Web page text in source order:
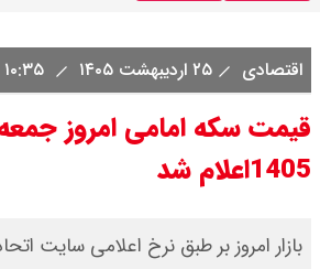
اقتصادی ۲۵ اردیبهشت ۱۴۰۵
1405اعلام شد
بازار امروز بر طبق نرخ اعلامی سایت